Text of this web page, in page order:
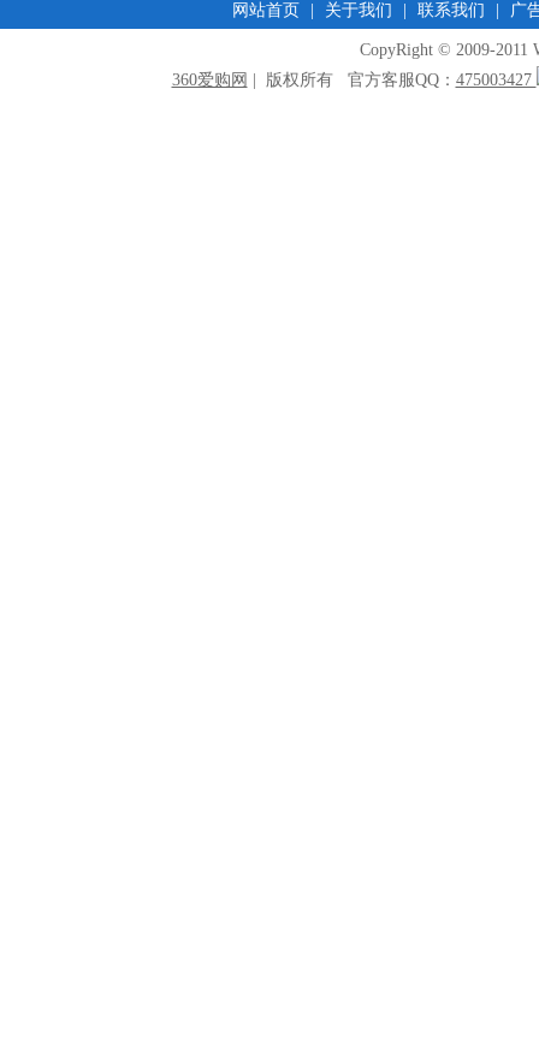
网站首页 关于我们 联系我们 广
CopyRight © 2009-2011
360爱购网
| 版权所有 官方客服QQ： 475003427